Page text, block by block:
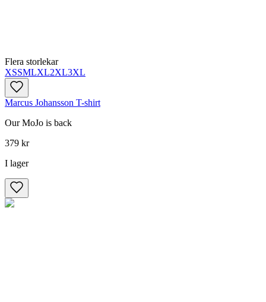
Flera storlekar
XSSMLXL2XL3XL
Marcus Johansson T-shirt
Our MoJo is back
379 kr
I lager